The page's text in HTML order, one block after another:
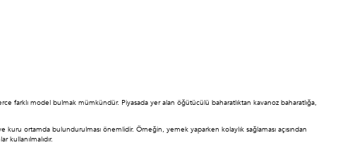
farklı model bulmak mümkündür. Piyasada yer alan öğütücülü baharatlıktan kavanoz baharatlığa,
kuru ortamda bulundurulması önemlidir. Örneğin, yemek yaparken kolaylık sağlaması açısından
kullanılmalıdır.